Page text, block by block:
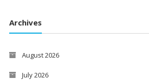
Archives
August 2026
July 2026